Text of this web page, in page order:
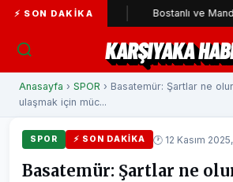
⚡ SON DAKIKA
katıldı Bostanlı ve Manda dereleri
KARŞIYAKA
Anasayfa › SPOR › Basatemür: Şartlar ne
ulaşmak için müc...
SPOR ⚡ SON DAKIKA 🕐 12 Kasım
Basatemür: Şartlar ne